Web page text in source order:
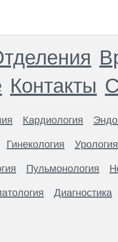
Контакты
Кардиология
Гинекология Урология
Пульмонология
Диагностика